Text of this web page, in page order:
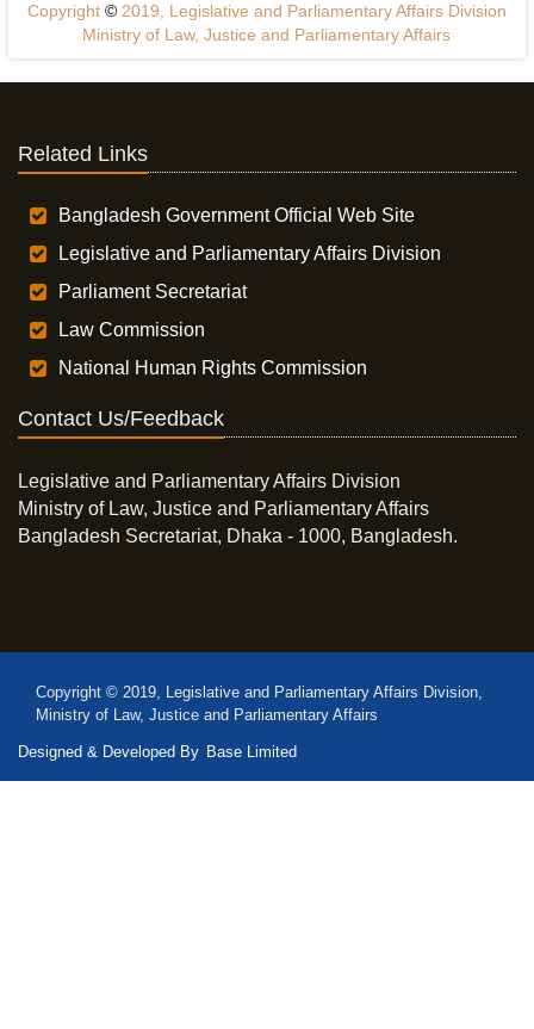
Copyright ©2019, Legislative and Parliamentary Affairs Division
Ministry of Law, Justice and Parliamentary Affairs
Related Links
Bangladesh Government Official Web Site
Legislative and Parliamentary Affairs Division
Parliament Secretariat
Law Commission
National Human Rights Commission
Contact Us/Feedback
Legislative and Parliamentary Affairs Division
Ministry of Law, Justice and Parliamentary Affairs
Bangladesh Secretariat, Dhaka - 1000, Bangladesh.
Copyright © 2019, Legislative and Parliamentary Affairs Division,
Ministry of Law, Justice and Parliamentary Affairs
Designed & Developed By Base Limited